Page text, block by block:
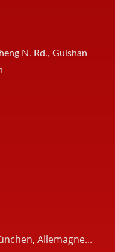
N. Rd., Guishan
Allemagne...